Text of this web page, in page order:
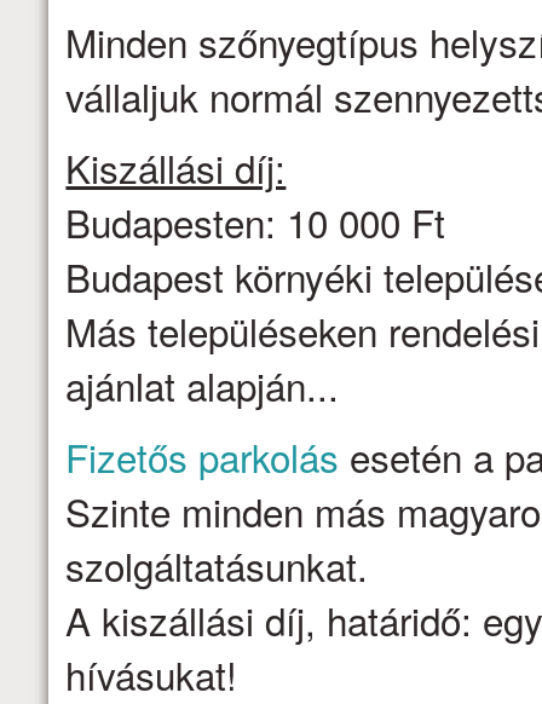
Minden szőnyegtípus
vállaljuk normál
Kiszállási díj:
Budapesten: 10 000 Ft
Budapest környéki
Más településeken
ajánlat alapján...
Fizetős parkolás esetén a
Szinte minden más
szolgáltatásunkat.
A kiszállási díj, határidő:
hívásukat!